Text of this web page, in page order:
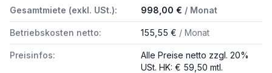
Gesamtmiete (exkl. USt.): 998,00 € / Monat
Betriebskosten netto: 155,55 € / Monat
Preisinfos:
Alle Preise netto zzgl. 20%
USt. HK: € 59,50 mtl.